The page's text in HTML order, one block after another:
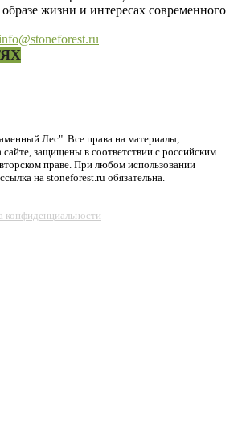
жизни и интересах современного
Лес". Все права на материалы,
защищены в соответствии с российским
праве. При любом использовании
на stoneforest.ru обязательна.
конфиденциальности